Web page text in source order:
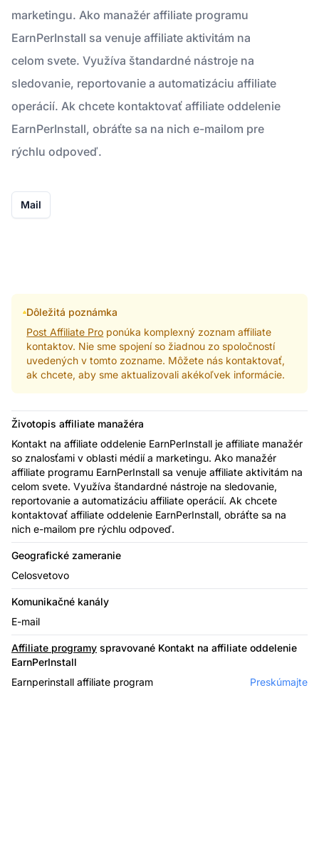
marketingu. Ako manažér affiliate programu
EarnPerInstall sa venuje affiliate aktivitám na
celom svete. Využíva štandardné nástroje na
sledovanie, reportovanie a automatizáciu affiliate
operácií. Ak chcete kontaktovať affiliate oddelenie
EarnPerInstall, obráťte sa na nich e-mailom pre
rýchlu odpoveď.
Mail
Dôležitá poznámka
Post Affiliate Pro ponúka komplexný zoznam affiliate
kontaktov. Nie sme spojení so žiadnou zo spoločností
uvedených v tomto zozname. Môžete nás kontaktovať,
ak chcete, aby sme aktualizovali akékoľvek informácie.
Životopis affiliate manažéra
Kontakt na affiliate oddelenie EarnPerInstall je affiliate manažér
so znalosťami v oblasti médií a marketingu. Ako manažér
affiliate programu EarnPerInstall sa venuje affiliate aktivitám na
celom svete. Využíva štandardné nástroje na sledovanie,
reportovanie a automatizáciu affiliate operácií. Ak chcete
kontaktovať affiliate oddelenie EarnPerInstall, obráťte sa na
nich e-mailom pre rýchlu odpoveď.
Geografické zameranie
Celosvetovo
Komunikačné kanály
E-mail
Affiliate programy spravované Kontakt na affiliate oddelenie
EarnPerInstall
Earnperinstall affiliate program
Preskúmajte